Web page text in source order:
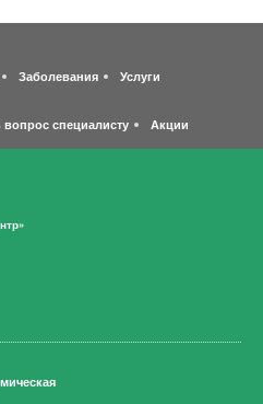
Заболевания
Услуги
вопрос специалисту Акции